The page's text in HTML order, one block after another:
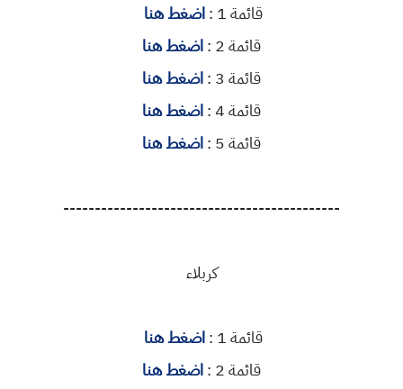
قائمة 1 :
اضغط هنا
قائمة 2 :
اضغط هنا
قائمة 3 :
اضغط هنا
قائمة 4 :
اضغط هنا
قائمة 5 :
اضغط هنا
--------------------------------------------
كربلاء
قائمة 1 :
اضغط هنا
قائمة 2 :
اضغط هنا